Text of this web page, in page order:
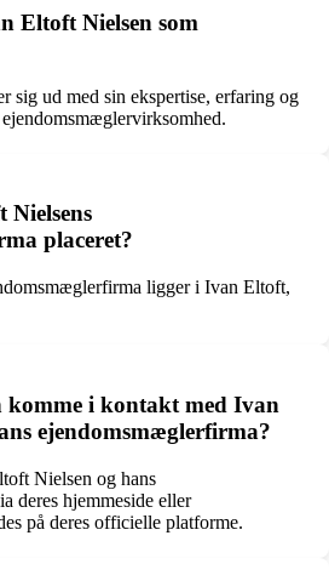
Eltoft Nielsen som
sig ud med sin ekspertise, erfaring og
placeret?
ligger i Ivan Eltoft,
i kontakt med Ivan
ejendomsmæglerfirma?
Nielsen og hans
deres hjemmeside eller
på deres officielle platforme.